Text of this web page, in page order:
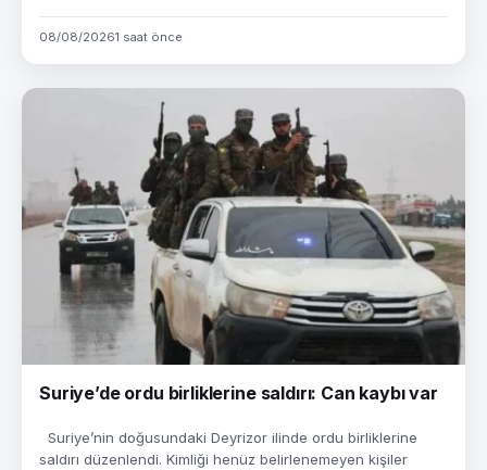
08/08/20261 saat önce
Suriye’de ordu birliklerine saldırı: Can kaybı var
Suriye’nin doğusundaki Deyrizor ilinde ordu birliklerine
saldırı düzenlendi. Kimliği henüz belirlenemeyen kişiler